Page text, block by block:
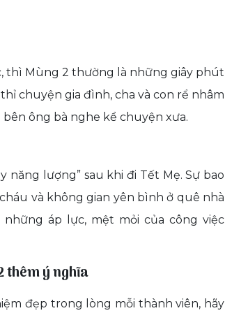
thì Mùng 2 thường là những giây phút
chuyện gia đình, cha và con rể nhâm
ông bà nghe kể chuyện xưa.
năng lượng” sau khi đi Tết Mẹ. Sự bao
và không gian yên bình ở quê nhà
áp lực, mệt mỏi của công việc
thêm ý nghĩa
đẹp trong lòng mỗi thành viên, hãy